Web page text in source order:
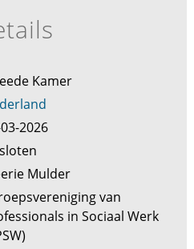
Kamer
2026
Mulder
van
in Sociaal Werk